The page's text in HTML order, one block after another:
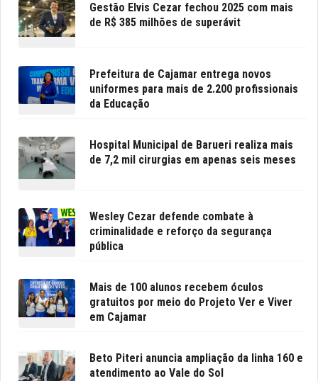
Gestão Elvis Cezar fechou 2025 com mais
de R$ 385 milhões de superávit
Prefeitura de Cajamar entrega novos
uniformes para mais de 2.200 profissionais
da Educação
Hospital Municipal de Barueri realiza mais
de 7,2 mil cirurgias em apenas seis meses
Wesley Cezar defende combate à
criminalidade e reforço da segurança
pública
Mais de 100 alunos recebem óculos
gratuitos por meio do Projeto Ver e Viver
em Cajamar
Beto Piteri anuncia ampliação da linha 160 e
atendimento ao Vale do Sol